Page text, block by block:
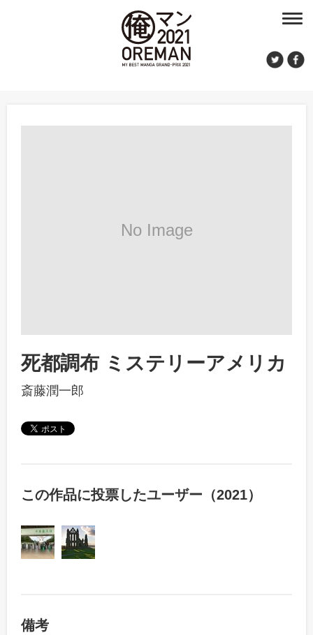
死都調布 ミステリーアメリカ
斎藤潤一郎
この作品に投票したユーザー（2021）
備考